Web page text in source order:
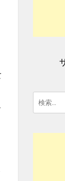
検
索: